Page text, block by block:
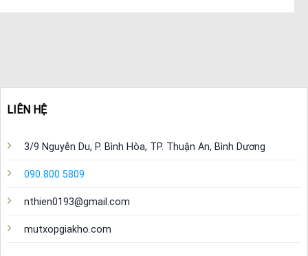
LIÊN HỆ
3/9 Nguyễn Du, P. Bình Hòa, TP. Thuận An, Bình Dương
090 800 5809
nthien0193@gmail.com
mutxopgiakho.com